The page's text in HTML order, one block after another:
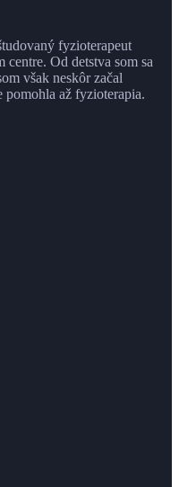
fyzioterapeut
Od detstva som sa
však neskôr začal
až fyzioterapia.